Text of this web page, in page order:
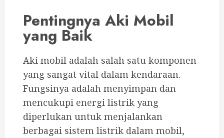
Pentingnya Aki Mobil
yang Baik
Aki mobil adalah salah satu komponen
yang sangat vital dalam kendaraan.
Fungsinya adalah menyimpan dan
mencukupi energi listrik yang
diperlukan untuk menjalankan
berbagai sistem listrik dalam mobil,